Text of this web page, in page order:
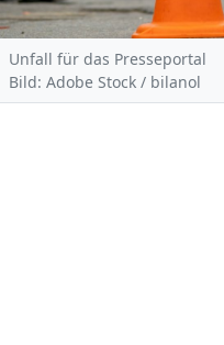
Unfall für das Presseportal
Bild: Adobe Stock / bilanol